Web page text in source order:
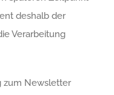
deshalb der
Verarbeitung
zum Newsletter